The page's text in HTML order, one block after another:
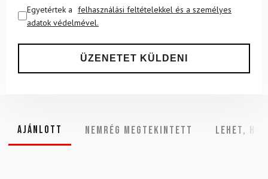
Egyetértek a felhasználási feltételekkel és a személyes
adatok védelmével.
Ajánlott NEMRÉG MEGTEKINTETT Lehet,